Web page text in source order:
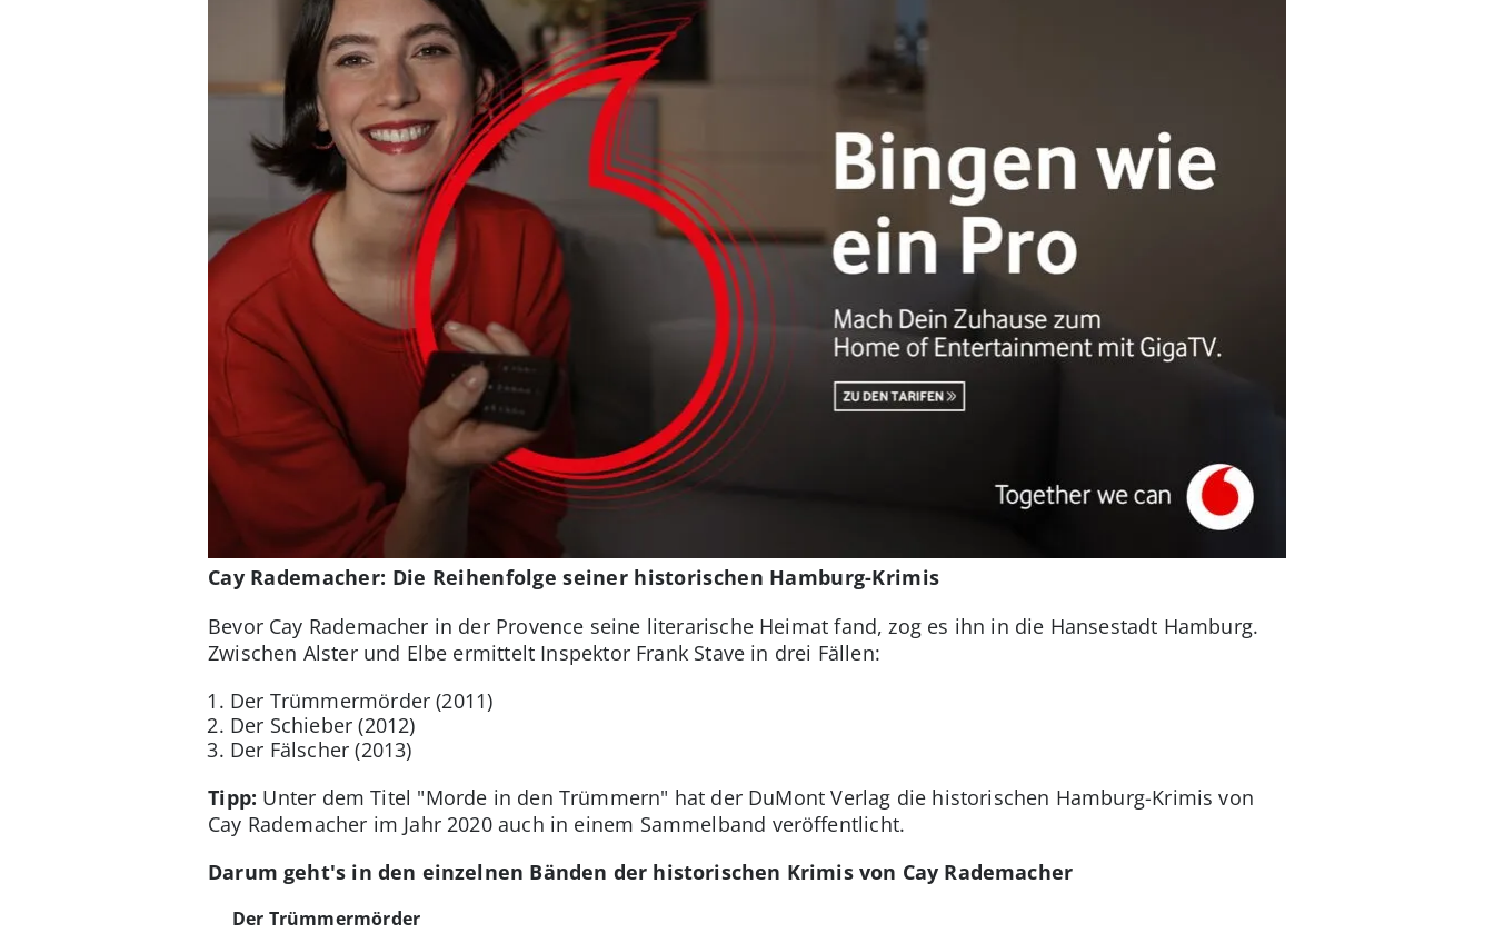
Cay Rademacher: Die Reihenfolge seiner historischen Hamburg-Krimis
Bevor Cay Rademacher in der Provence seine literarische Heimat fand, zog es ihn in die Hansestadt Hamburg.
Zwischen Alster und Elbe ermittelt Inspektor Frank Stave in drei Fällen:
Der Trümmermörder (2011)
Der Schieber (2012)
Der Fälscher (2013)
Tipp: Unter dem Titel "Morde in den Trümmern" hat der DuMont Verlag die historischen Hamburg-Krimis von
Cay Rademacher im Jahr 2020 auch in einem Sammelband veröffentlicht.
Darum geht's in den einzelnen Bänden der historischen Krimis von Cay Rademacher
Der Trümmermörder